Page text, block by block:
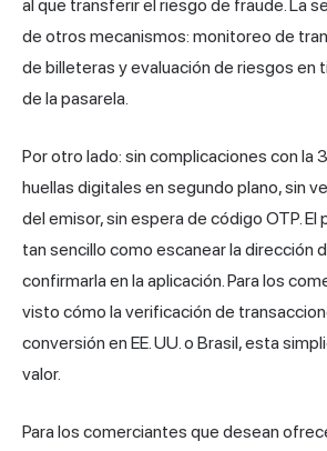
al que transferir el riesgo de fraude. La
de otros mecanismos: monitoreo de
de billeteras y evaluación de riesgos en
de la pasarela.
Por otro lado: sin complicaciones con la
huellas digitales en segundo plano, sin
del emisor, sin espera de código OTP.
tan sencillo como escanear la dirección
confirmarla en la aplicación. Para los
visto cómo la verificación de
conversión en EE. UU. o Brasil, esta
valor.
Para los comerciantes que desean